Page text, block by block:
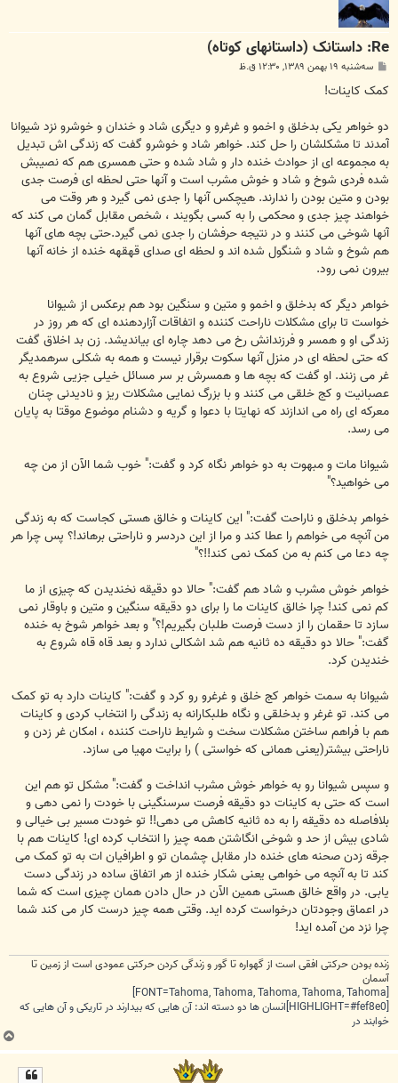
Re: داستانک (داستانهای کوتاه)
پ
ت
سه‌شنبه ۱۹ بهمن ۱۳۸۹, ۱۲:۳۰ ق.ظ
کمک کاینات!
دو خواهر یکی بدخلق و اخمو و غرغرو و دیگری شاد و خندان و خوشرو نزد شیوانا
آمدند تا مشکلشان را حل کند. خواهر شاد و خوشرو گفت که زندگی اش تبدیل
به مجموعه ای از حوادث خنده دار و شاد شده و حتی همسری هم که نصیبش
شده فردی شوخ و شاد و خوش مشرب است و آنها حتی لحظه ای فرصت جدی
بودن و متین بودن را ندارند. هیچکس آنها را جدی نمی گیرد و هر وقت می
خواهند چیز جدی و محکمی را به کسی بگویند ، شخص مقابل گمان می کند که
آنها شوخی می کنند و در نتیجه حرفشان را جدی نمی گیرد.حتی بچه های آنها
هم شوخ و شاد و شنگول شده اند و لحظه ای صدای قهقهه خنده از خانه آنها
بیرون نمی رود.
خواهر دیگر که بدخلق و اخمو و متین و سنگین بود هم برعکس از شیوانا
خواست تا برای مشکلات ناراحت کننده و اتفاقات آزاردهنده ای که هر روز در
زندگی او و همسر و فرزندانش رخ می دهد چاره ای بیاندیشد. زن بد اخلاق گفت
که حتی لحظه ای در منزل آنها سکوت برقرار نیست و همه به شکلی سرهمدیگر
غر می زنند. او گفت که بچه ها و همسرش بر سر مسائل خیلی جزیی شروع به
عصبانیت و کج خلقی می کنند و با بزرگ نمایی مشکلات ریز و نادیدنی چنان
معرکه ای راه می اندازند که نهایتا با دعوا و گریه و دشنام موضوع موقتا به پایان
می رسد.
شیوانا مات و مبهوت به دو خواهر نگاه کرد و گفت:" خوب شما الآن از من چه
می خواهید؟"
خواهر بدخلق و ناراحت گفت:" این کاینات و خالق هستی کجاست که به زندگی
من آنچه می خواهم را عطا کند و مرا از این دردسر و ناراحتی برهاند!؟ پس چرا هر
چه دعا می کنم به من کمک نمی کند!!؟"
خواهر خوش مشرب و شاد هم گفت:" حالا دو دقیقه نخندیدن که چیزی از ما
کم نمی کند! چرا خالق کاینات ما را برای دو دقیقه سنگین و متین و باوقار نمی
سازد تا حقمان را از دست فرصت طلبان بگیریم!؟" و بعد خواهر شوخ به خنده
گفت:" حالا دو دقیقه ده ثانیه هم شد اشکالی ندارد و بعد قاه قاه شروع به
خندیدن کرد.
شیوانا به سمت خواهر کج خلق و غرغرو رو کرد و گفت:" کاینات دارد به تو کمک
می کند. تو غرغر و بدخلقی و نگاه طلبکارانه به زندگی را انتخاب کردی و کاینات
هم با فراهم ساختن مشکلات سخت و شرایط ناراحت کننده ، امکان غر زدن و
ناراحتی بیشتر(یعنی همانی که خواستی ) را برایت مهیا می سازد.
و سپس شیوانا رو به خواهر خوش مشرب انداخت و گفت:" مشکل تو هم این
است که حتی به کاینات دو دقیقه فرصت سرسنگینی با خودت را نمی دهی و
بلافاصله ده دقیقه را به ده ثانیه کاهش می دهی!! تو خودت مسیر بی خیالی و
شادی بیش از حد و شوخی انگاشتن همه چیز را انتخاب کرده ای! کاینات هم با
جرقه زدن صحنه های خنده دار مقابل چشمان تو و اطرافیان ات به تو کمک می
کند تا به آنچه می خواهی یعنی شکار خنده از هر اتفاق ساده در زندگی دست
یابی. در واقع خالق هستی همین الآن در حال دادن همان چیزی است که شما
در اعماق وجودتان درخواست کرده اید. وقتی همه چیز درست کار می کند شما
چرا نزد من آمده اید!
زنده بودن حرکتی افقی است از گهواره تا گور و زندگی کردن حرکتی عمودی است از زمین تا
آسمان
[FONT=Tahoma, Tahoma, Tahoma, Tahoma, Tahoma]
[HIGHLIGHT=#fef8e0]انسان ها دو دسته اند: آن هایی که بیدارند در تاریکی و آن هایی که
خوابند در
ب
ا